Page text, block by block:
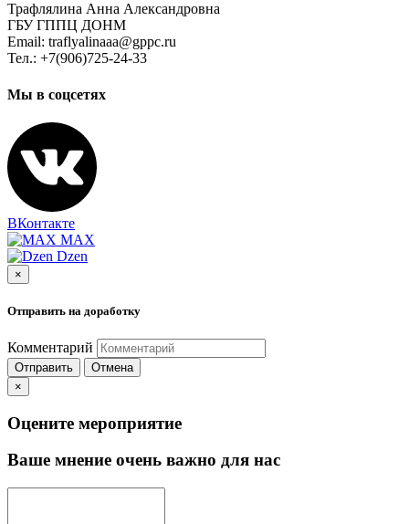
Трафлялина Анна Александровна
ГБУ ГППЦ ДОНМ
Email: traflyalinaaa@gppc.ru
Тел.: +7(906)725-24-33
Мы в соцсетях
ВКонтакте
MAX
Dzen
×
Отправить на доработку
Комментарий
Отправить
Отмена
×
Оцените мероприятие
Ваше мнение очень важно для нас